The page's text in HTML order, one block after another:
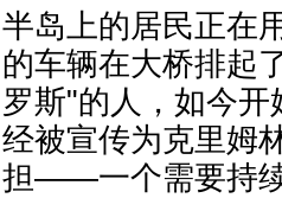
半岛上的居民正在
的车辆在大桥排起
罗斯"的人，如今
经被宣传为克里姆
担——一个需要持